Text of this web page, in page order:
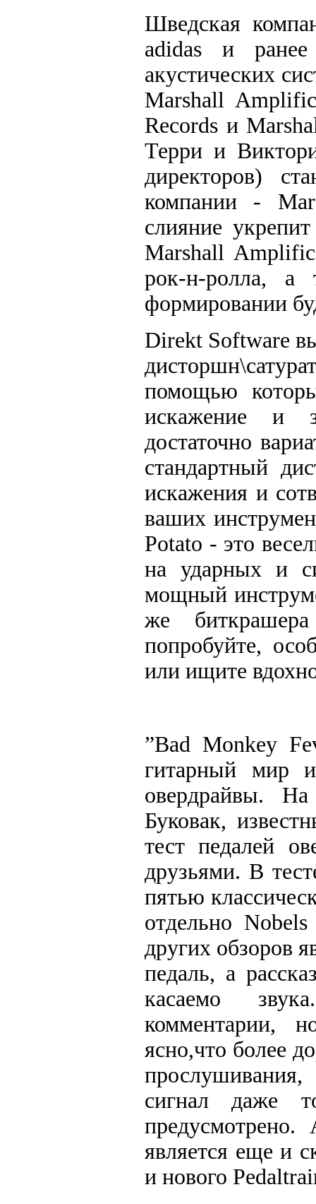
Шведская
adidas и
акустических
Marshall
Records и
Терри и
директоров)
компании -
слияние
Marshall
рок-н-ролла, а
формировании
Direkt Software
помощью
искажение и
достаточно
стандартный
искажения и
ваших
Potato - это
на ударных и
мощный
же
попробуйте,
или ищите
”Bad Monkey
гитарный мир
овердрайвы.
Буковак,
тест педалей
друзьями. В
пятью
отдельно
других обзоров
педаль, а
касаемо
комментарии,
ясно,что более
сигнал даже
является еще и
и нового